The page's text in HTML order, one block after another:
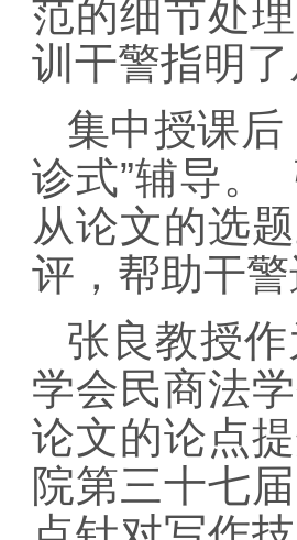
范的细节处
训干警指明
集中授课
诊式”辅导。
从论文的选
评，帮助干
张良教授
学会民商法
论文的论点
院第三十七